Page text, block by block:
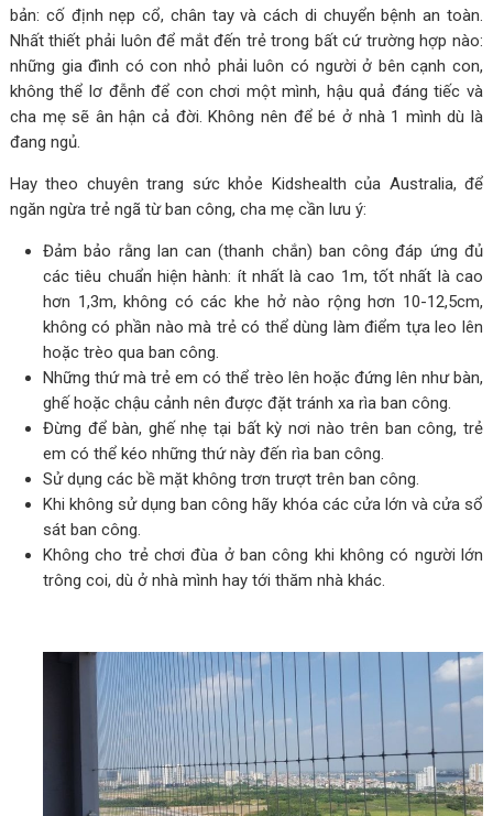
bản: cố định nẹp cổ, chân tay và cách di chuyển bệnh an toàn.
Nhất thiết phải luôn để mắt đến trẻ trong bất cứ trường hợp nào:
những gia đình có con nhỏ phải luôn có người ở bên cạnh con,
không thể lơ đễnh để con chơi một mình, hậu quả đáng tiếc và
cha mẹ sẽ ân hận cả đời. Không nên để bé ở nhà 1 mình dù là
đang ngủ.
Hay theo chuyên trang sức khỏe Kidshealth của Australia, để
ngăn ngừa trẻ ngã từ ban công, cha mẹ cần lưu ý:
Đảm bảo rằng lan can (thanh chắn) ban công đáp ứng đủ
các tiêu chuẩn hiện hành: ít nhất là cao 1m, tốt nhất là cao
hơn 1,3m, không có các khe hở nào rộng hơn 10-12,5cm,
không có phần nào mà trẻ có thể dùng làm điểm tựa leo lên
hoặc trèo qua ban công.
Những thứ mà trẻ em có thể trèo lên hoặc đứng lên như bàn,
ghế hoặc chậu cảnh nên được đặt tránh xa rìa ban công.
Đừng để bàn, ghế nhẹ tại bất kỳ nơi nào trên ban công, trẻ
em có thể kéo những thứ này đến rìa ban công.
Sử dụng các bề mặt không trơn trượt trên ban công.
Khi không sử dụng ban công hãy khóa các cửa lớn và cửa sổ
sát ban công.
Không cho trẻ chơi đùa ở ban công khi không có người lớn
trông coi, dù ở nhà mình hay tới thăm nhà khác.